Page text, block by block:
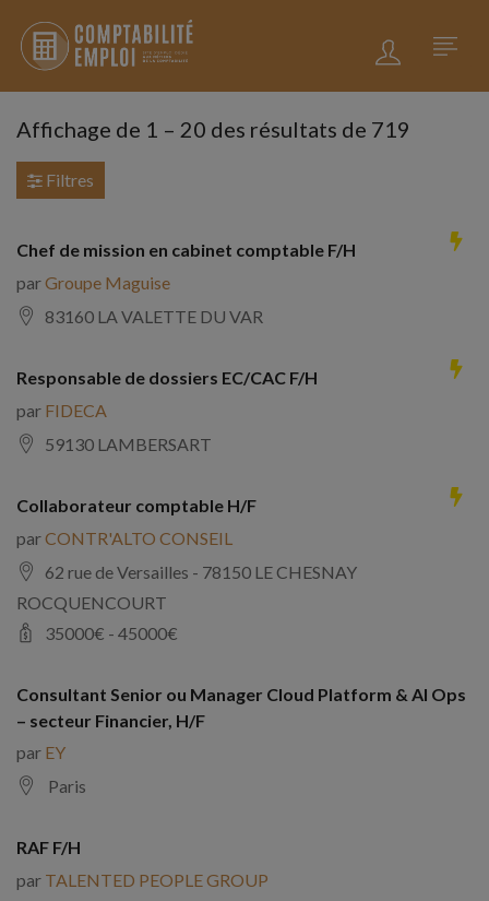
Affichage de 1 – 20 des résultats de 719
Filtres
Chef de mission en cabinet comptable F/H
parGroupe Maguise
83160 LA VALETTE DU VAR
Responsable de dossiers EC/CAC F/H
par FIDECA
59130 LAMBERSART
Collaborateur comptable H/F
parCONTR'ALTO CONSEIL
62 rue de Versailles - 78150 LE CHESNAY
ROCQUENCOURT
35000€ - 45000€
Consultant Senior ou Manager Cloud Platform & AI Ops
– secteur Financier, H/F
par EY
Paris
RAF F/H
par TALENTED PEOPLE GROUP